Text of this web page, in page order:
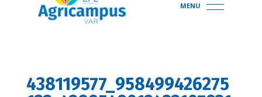
MENU
438119577_958499426275